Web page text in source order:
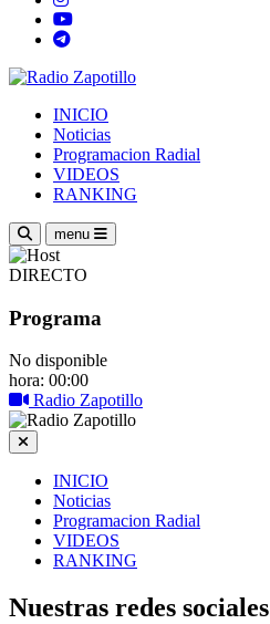
INICIO
Noticias
Programacion Radial
VIDEOS
RANKING
menu
DIRECTO
Programa
No disponible
hora: 00:00
Radio Zapotillo
INICIO
Noticias
Programacion Radial
VIDEOS
RANKING
Nuestras redes sociales